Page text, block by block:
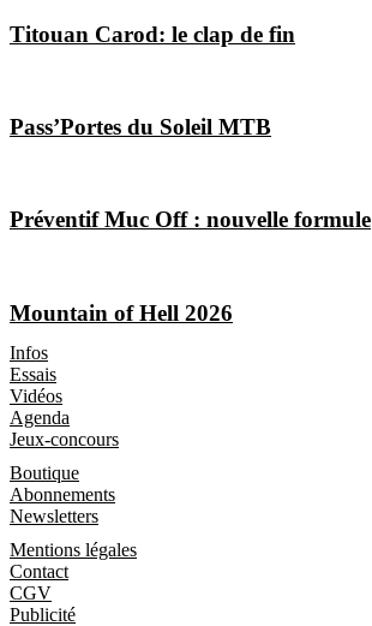
Titouan Carod: le clap de fin
Pass’Portes du Soleil MTB
Préventif Muc Off : nouvelle formule
Mountain of Hell 2026
Infos
Essais
Vidéos
Agenda
Jeux-concours
Boutique
Abonnements
Newsletters
Mentions légales
Contact
CGV
Publicité